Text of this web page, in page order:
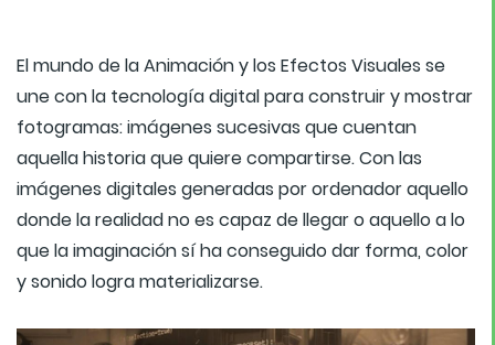
El mundo de la Animación y los Efectos Visuales se
une con la tecnología digital para construir y mostrar
fotogramas: imágenes sucesivas que cuentan
aquella historia que quiere compartirse. Con las
imágenes digitales generadas por ordenador aquello
donde la realidad no es capaz de llegar o aquello a lo
que la imaginación sí ha conseguido dar forma, color
y sonido logra materializarse.